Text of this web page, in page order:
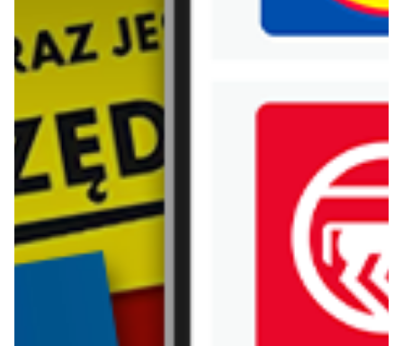
aktualna
Chorten
Zawartość dla osób
od dziś
Soplica - odkryj smaki lata w Lidlu
WIĘCEJ GAZETEK CHORTEN